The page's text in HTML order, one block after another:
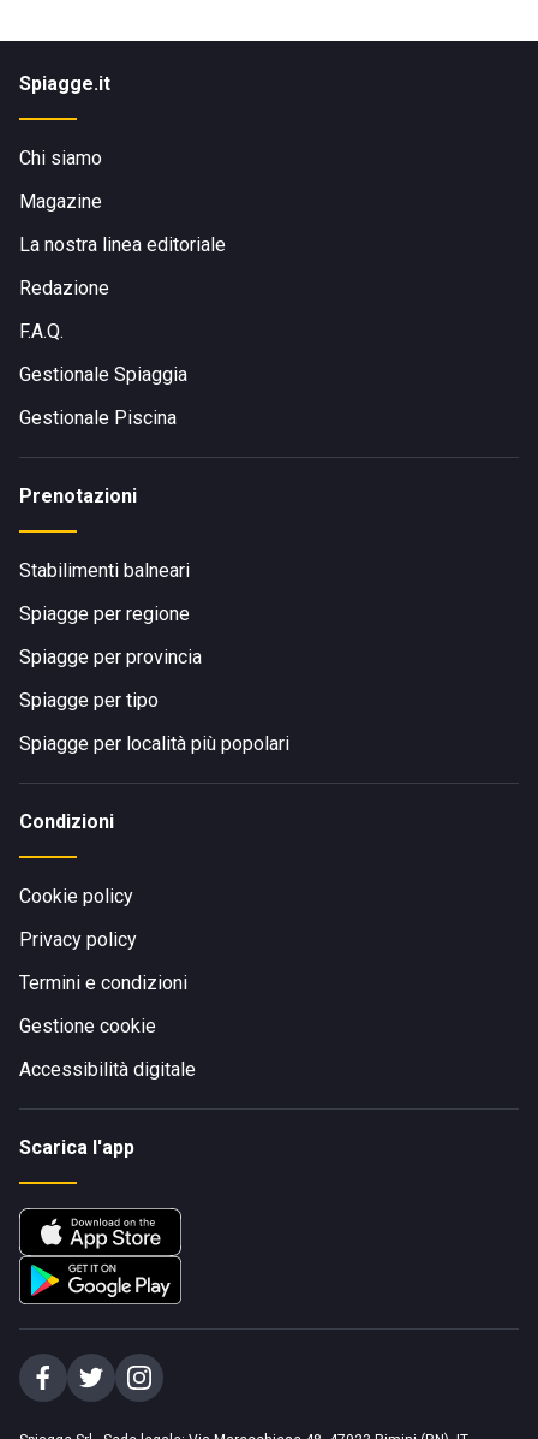
Spiagge.it
Chi siamo
Magazine
La nostra linea editoriale
Redazione
F.A.Q.
Gestionale Spiaggia
Gestionale Piscina
Prenotazioni
Stabilimenti balneari
Spiagge per regione
Spiagge per provincia
Spiagge per tipo
Spiagge per località più popolari
Condizioni
Cookie policy
Privacy policy
Termini e condizioni
Gestione cookie
Accessibilità digitale
Scarica l'app